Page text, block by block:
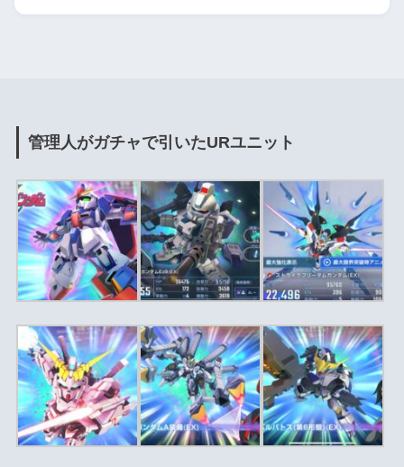
管理人がガチャで引いたURユニット